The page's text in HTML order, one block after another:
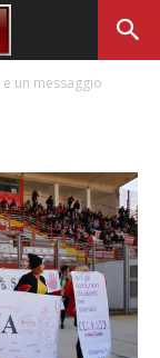
un messaggio